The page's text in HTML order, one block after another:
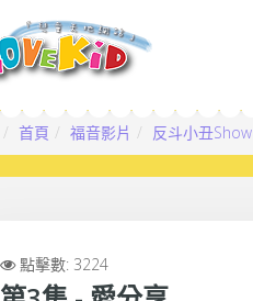
首頁 福音影片 反斗小丑Show
點擊數: 3224